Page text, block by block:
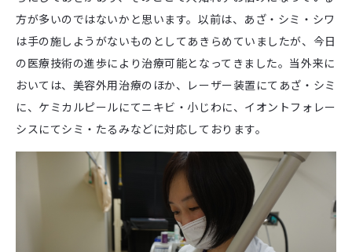
方が多いのではないかと思います。以前は、あざ・シミ・シワ
は手の施しようがないものとしてあきらめていましたが、今日
の医療技術の進歩により治療可能となってきました。当外来に
おいては、美容外用治療のほか、レーザー装置にてあざ・シミ
に、ケミカルピールにてニキビ・小じわに、イオントフォレー
シスにてシミ・たるみなどに対応しております。